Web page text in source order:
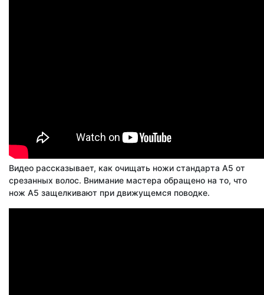
Видео рассказывает, как очищать ножи стандарта А5 от
срезанных волос. Внимание мастера обращено на то, что
нож A5 защелкивают при движущемся поводке.